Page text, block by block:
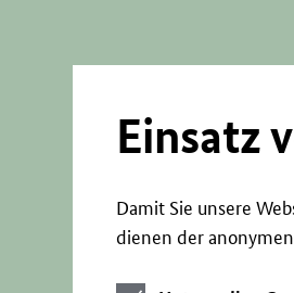
Einsatz
Damit Sie unsere
dienen der